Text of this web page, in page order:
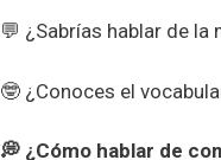
💬 ¿Sabrías hablar de la
🤓 ¿Conoces el
💭 ¿Cómo hablar de